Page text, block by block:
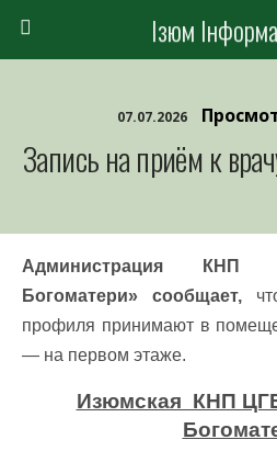
Ізюм
07.07.2026
Запись на приём к
Администрация КНП
Богоматери» сообщает,
профиля принимают в
— на первом этаже.
Изюмская КНП